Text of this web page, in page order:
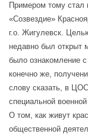
Примером тому стал
«Созвездие»
г.о. Жигулевск.
недавно был открыт
было ознакомление
конечно же,
слову сказать, в
специальной
О том, как живут
общественной